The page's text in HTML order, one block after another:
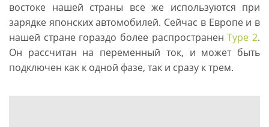
востоке нашей страны все же используются при
зарядке японских автомобилей. Сейчас в Европе и в
нашей стране гораздо более распространенType 2.
Он рассчитан на переменный ток, и может быть
подключен как к одной фазе, так и сразу к трем.